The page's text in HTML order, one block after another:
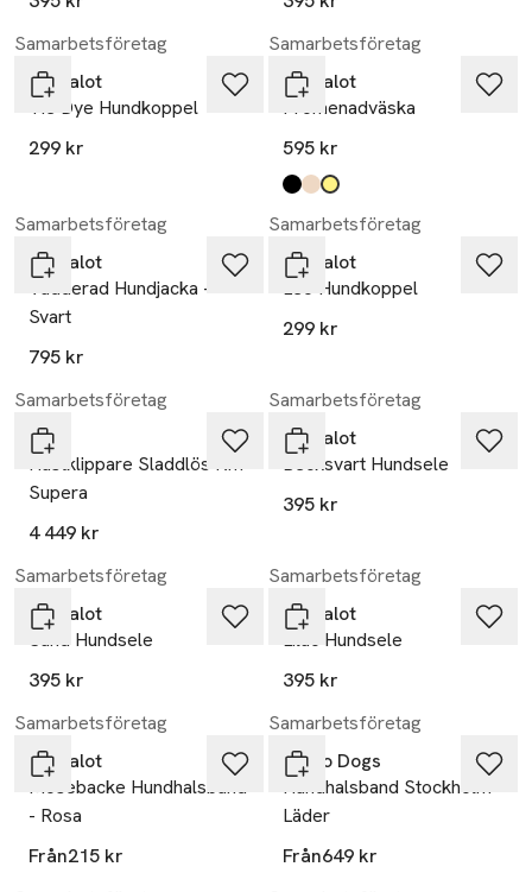
Samarbetsföretag
Barkalot
Tie Dye Hundkoppel
299 kr
Samarbetsföretag
Barkalot
Promenadväska
595 kr
Produkten finns i färgerna:
black,
sand,
hi-vis yellow
Samarbetsföretag
Barkalot
Vadderad Hundjacka -
Svart
795 kr
Samarbetsföretag
Barkalot
Leo Hundkoppel
299 kr
Samarbetsföretag
Wahl
Hästklippare Sladdlös Km
Supera
4 449 kr
Samarbetsföretag
Barkalot
Becksvart Hundsele
395 kr
Samarbetsföretag
Barkalot
Sand Hundsele
395 kr
Samarbetsföretag
Barkalot
Lilac Hundsele
395 kr
Samarbetsföretag
Barkalot
Mosebacke Hundhalsband
- Rosa
Från215 kr
Samarbetsföretag
Denjo Dogs
Hundhalsband Stockholm
Läder
Från649 kr